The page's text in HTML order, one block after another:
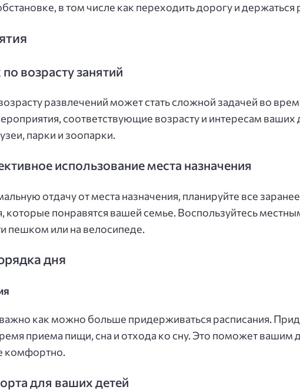
в том числе как переходить дорогу и
возрасту занятий
развлечений может стать сложной задачей во
соответствующие возрасту и интересам
парки и зоопарки.
использование места назначения
отдачу от места назначения, планируйте все
которые понравятся вашей семье. Воспользуйтесь
пешком или на велосипеде.
дня
как можно больше придерживаться расписания.
приема пищи, сна и отхода ко сну. Это поможет вашим
комфортно.
для ваших детей